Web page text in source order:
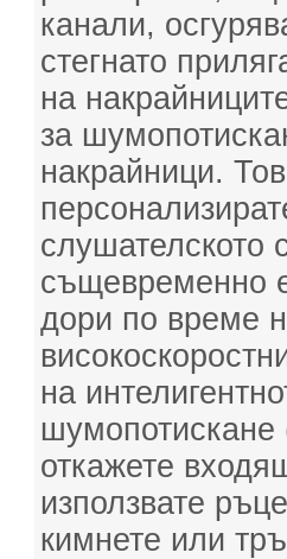
канали,
стегнато
на
за
накрайници.
слушателското
същевременно
дори по време
на
шумопотискане
откажете
използвате
кимнете или